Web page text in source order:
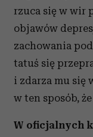
rzuca się w wir
objawów
zachowania
tatuś się
i zdarza mu się
w ten sposób,
W oficjalnych